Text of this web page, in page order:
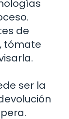
de
tómate
ser la